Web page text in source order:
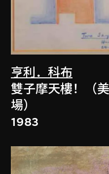
亨利．科布
雙子摩天樓！（
場）
1983